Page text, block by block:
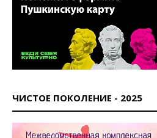
ЧИСТОЕ ПОКОЛЕНИЕ - 2025